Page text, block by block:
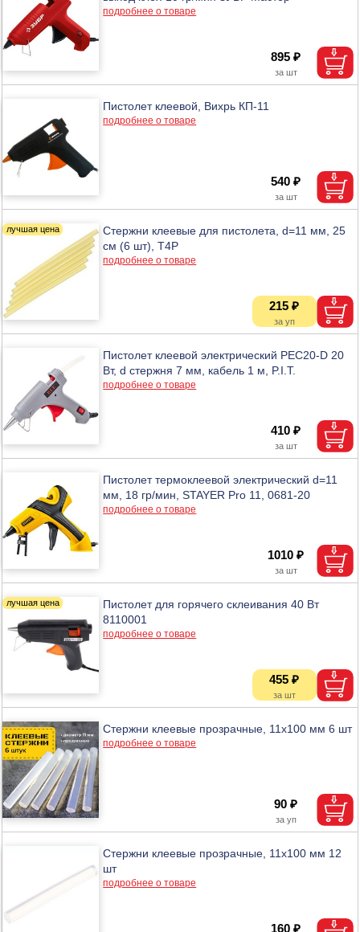
подробнее о товаре
895 ₽
Пистолет клеевой, Вихрь КП-11
подробнее о товаре
540 ₽
Стержни клеевые для пистолета, d=11 мм, 25
см (6 шт), T4P
подробнее о товаре
215 ₽
Пистолет клеевой электрический PEC20-D 20
Вт, d стержня 7 мм, кабель 1 м, P.I.T.
подробнее о товаре
410 ₽
Пистолет термоклеевой электрический d=11
мм, 18 гр/мин, STAYER Pro 11, 0681-20
подробнее о товаре
1010 ₽
Пистолет для горячего склеивания 40 Вт
8110001
подробнее о товаре
455 ₽
Стержни клеевые прозрачные, 11х100 мм 6 шт
подробнее о товаре
90 ₽
Стержни клеевые прозрачные, 11х100 мм 12
шт
подробнее о товаре
160 ₽